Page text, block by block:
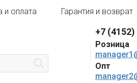
и оплата Гарантия и возврат
+7
Розница
Опт